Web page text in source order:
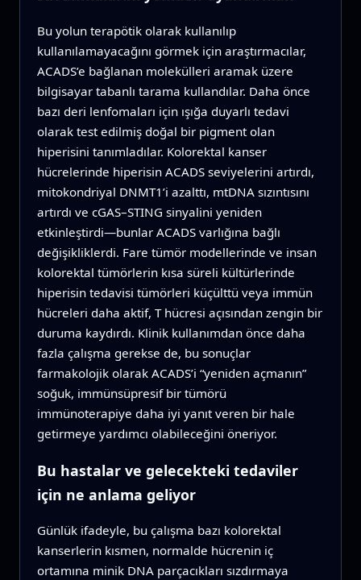
Bu yolun terapötik olarak kullanılıp
kullanılamayacağını görmek için araştırmacılar,
ACADS’e bağlanan molekülleri aramak üzere
bilgisayar tabanlı tarama kullandılar. Daha önce
bazı deri lenfomaları için ışığa duyarlı tedavi
olarak test edilmiş doğal bir pigment olan
hiperisini tanımladılar. Kolorektal kanser
hücrelerinde hiperisin ACADS seviyelerini artırdı,
mitokondriyal DNMT1’i azalttı, mtDNA sızıntısını
artırdı ve cGAS–STING sinyalini yeniden
etkinleştirdi—bunlar ACADS varlığına bağlı
değişikliklerdi. Fare tümör modellerinde ve insan
kolorektal tümörlerin kısa süreli kültürlerinde
hiperisin tedavisi tümörleri küçülttü veya immün
hücreleri daha aktif, T hücresi açısından zengin bir
duruma kaydırdı. Klinik kullanımdan önce daha
fazla çalışma gerekse de, bu sonuçlar
farmakolojik olarak ACADS’i “yeniden açmanın”
soğuk, immünsüpresif bir tümörü
immünoterapiye daha iyi yanıt veren bir hale
getirmeye yardımcı olabileceğini öneriyor.
Bu hastalar ve gelecekteki tedaviler
için ne anlama geliyor
Günlük ifadeyle, bu çalışma bazı kolorektal
kanserlerin kısmen, normalde hücrenin iç
ortamına minik DNA parçacıkları sızdırmaya